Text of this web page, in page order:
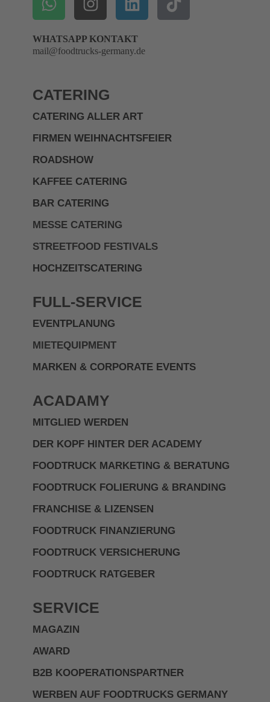
WHATSAPP KONTAKT
mail@foodtrucks-germany.de
CATERING
CATERING ALLER ART
FIRMEN WEIHNACHTSFEIER
ROADSHOW
KAFFEE CATERING
BAR CATERING
MESSE CATERING
STREETFOOD FESTIVALS
HOCHZEITSCATERING
FULL-SERVICE
EVENTPLANUNG
MIETEQUIPMENT
MARKEN & CORPORATE EVENTS
ACADAMY
MITGLIED WERDEN
DER KOPF HINTER DER ACADEMY
FOODTRUCK MARKETING & BERATUNG
FOODTRUCK FOLIERUNG & BRANDING
FRANCHISE & LIZENSEN
FOODTRUCK FINANZIERUNG
FOODTRUCK VERSICHERUNG
FOODTRUCK RATGEBER
SERVICE
MAGAZIN
AWARD
B2B KOOPERATIONSPARTNER
WERBEN AUF FOODTRUCKS GERMANY